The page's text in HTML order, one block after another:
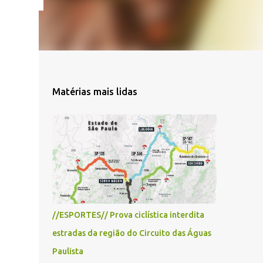
Matérias mais lidas
//ESPORTES// Prova ciclística interdita
estradas da região do Circuito das Águas
Paulista